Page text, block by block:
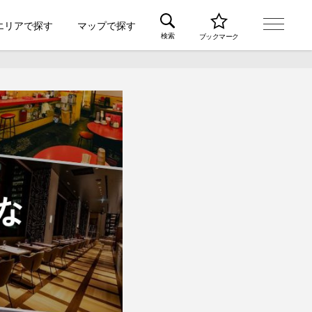
リアで探す マップで探す
検索 ブックマーク